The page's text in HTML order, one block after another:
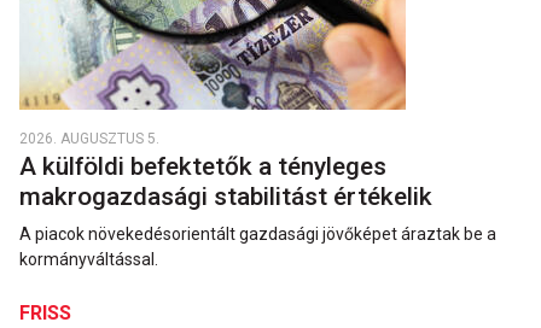
2026. AUGUSZTUS 5.
A külföldi befektetők a tényleges
makrogazdasági stabilitást értékelik
A piacok növekedésorientált gazdasági jövőképet áraztak be a
kormányváltással.
FRISS